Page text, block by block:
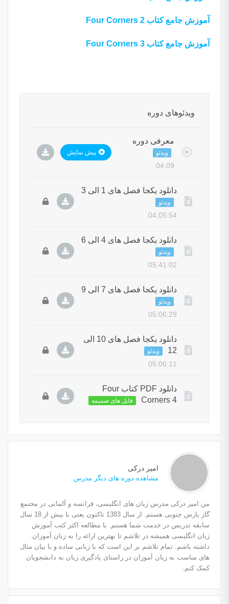
آموزش جامع کتاب Four Corners 2
آموزش جامع کتاب Four Corners 3
ویدئوهای دوره
معرفی دوره
ویدئو
04:09
پیش نمایش
دانلود یکجا فصل های 1 الی 3
ویدئو
04:05:54
دانلود یکجا فصل های 4 الی 6
ویدئو
05:41:02
دانلود یکجا فصل های 7 الی 9
ویدئو
05:06:29
دانلود یکجا فصل های 10 الی
12
ویدئو
05:06:11
دانلود PDF کتاب Four
Corners 4
فایل های ضمیمه
امیر درکی
مشاهده دوره های دیگر مدرس
من امیر درکی مدرس زبان های انگلیسی، فرانسه و آلمانی در مجتمع
گاز پارس جنوبی هستم. از سال 1383 تاکنون یعنی با بیش از 18 سال
سابقه تدریس در خدمت شما هستم. با مطالعه اکثر کتب آموزش
زبان انگلیسی همیشه در تلاشم تا بهترین ارائه را به زبان آموزان
داشته باشم. تمام تلاشم بر این است که با زبانی ساده و با بیان مثال
های مناسب به زبان آموزان در راستای یادگیری زبان به دانشجویان
کمک کنم.